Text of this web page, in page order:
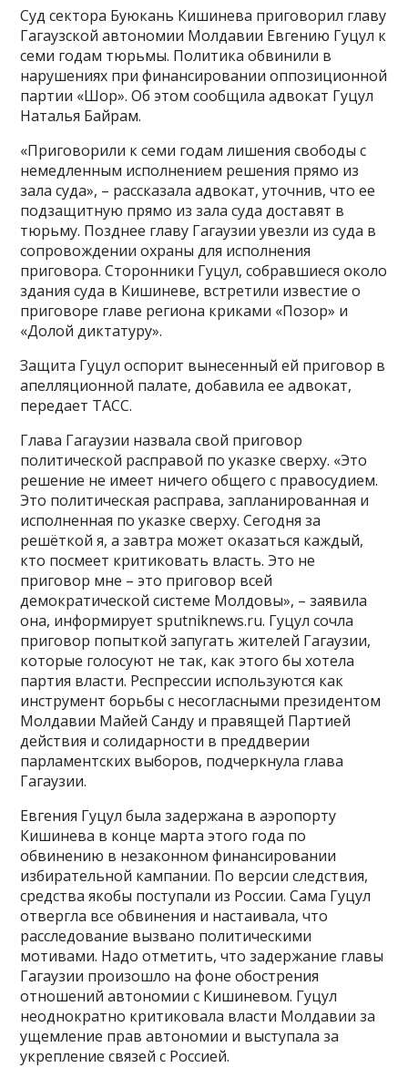
Суд сектора Буюкань Кишинева приговорил главу
Гагаузской автономии Молдавии Евгению Гуцул к
семи годам тюрьмы. Политика обвинили в
нарушениях при финансировании оппозиционной
партии «Шор». Об этом сообщила адвокат Гуцул
Наталья Байрам.
«Приговорили к семи годам лишения свободы с
немедленным исполнением решения прямо из
зала суда», – рассказала адвокат, уточнив, что ее
подзащитную прямо из зала суда доставят в
тюрьму. Позднее главу Гагаузии увезли из суда в
сопровождении охраны для исполнения
приговора. Сторонники Гуцул, собравшиеся около
здания суда в Кишиневе, встретили известие о
приговоре главе региона криками «Позор» и
«Долой диктатуру».
Защита Гуцул оспорит вынесенный ей приговор в
апелляционной палате, добавила ее адвокат,
передает ТАСС.
Глава Гагаузии назвала свой приговор
политической расправой по указке сверху. «Это
решение не имеет ничего общего с правосудием.
Это политическая расправа, запланированная и
исполненная по указке сверху. Сегодня за
решёткой я, а завтра может оказаться каждый,
кто посмеет критиковать власть. Это не
приговор мне – это приговор всей
демократической системе Молдовы», – заявила
она, информирует sputniknews.ru. Гуцул сочла
приговор попыткой запугать жителей Гагаузии,
которые голосуют не так, как этого бы хотела
партия власти. Респрессии используются как
инструмент борьбы с несогласными президентом
Молдавии Майей Санду и правящей Партией
действия и солидарности в преддверии
парламентских выборов, подчеркнула глава
Гагаузии.
Евгения Гуцул была задержана в аэропорту
Кишинева в конце марта этого года по
обвинению в незаконном финансировании
избирательной кампании. По версии следствия,
средства якобы поступали из России. Сама Гуцул
отвергла все обвинения и настаивала, что
расследование вызвано политическими
мотивами. Надо отметить, что задержание главы
Гагаузии произошло на фоне обострения
отношений автономии с Кишиневом. Гуцул
неоднократно критиковала власти Молдавии за
ущемление прав автономии и выступала за
укрепление связей с Россией.